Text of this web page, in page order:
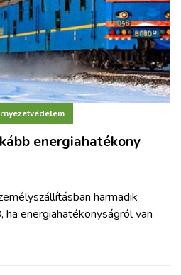
energiahatékony
harmadik
ha energiahatékonyságról van